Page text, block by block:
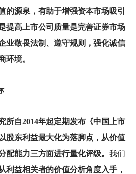
的源泉，有助于增强资本市场吸引
提高上市公司质量是完善证券市场
业敬畏法制、遵守规则，强化诚信
环境。
所自2014年起定期发布《中国上市
股东利益最大化为落脚点，从价值
配能力三方面进行量化评级。 我们
从利益相关者的价值分析角度入手，